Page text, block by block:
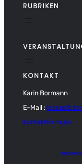
RUBRIKEN
KONTAKT
Karin Bormann
E-Mail :
Kontaktformular